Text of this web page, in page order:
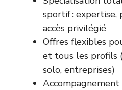
sportif : expertise,
accès privilégié
Offres flexibles
et tous les profils
solo, entreprises)